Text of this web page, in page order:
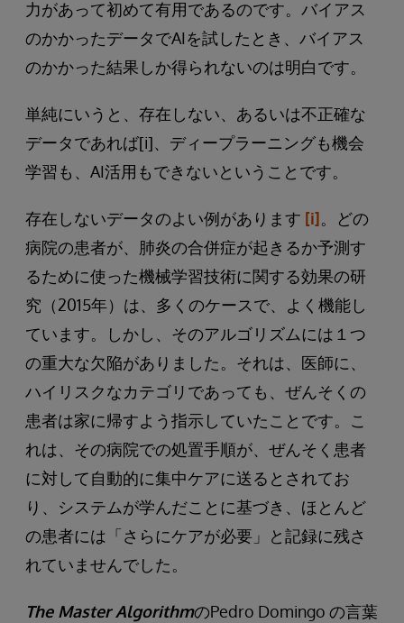
力があって初めて有用であるのです。バイアス
のかかったデータでAIを試したとき、バイアス
のかかった結果しか得られないのは明白です。
単純にいうと、存在しない、あるいは不正確な
データであれば[i]、ディープラーニングも機会
学習も、AI活用もできないということです。
存在しないデータのよい例があります [i]。どの
病院の患者が、肺炎の合併症が起きるか予測す
るために使った機械学習技術に関する効果の研
究（2015年）は、多くのケースで、よく機能し
ています。しかし、そのアルゴリズムには１つ
の重大な欠陥がありました。それは、医師に、
ハイリスクなカテゴリであっても、ぜんそくの
患者は家に帰すよう指示していたことです。こ
れは、その病院での処置手順が、ぜんそく患者
に対して自動的に集中ケアに送るとされてお
り、システムが学んだことに基づき、ほとんど
の患者には「さらにケアが必要」と記録に残さ
れていませんでした。
The Master AlgorithmのPedro Domingo の言葉